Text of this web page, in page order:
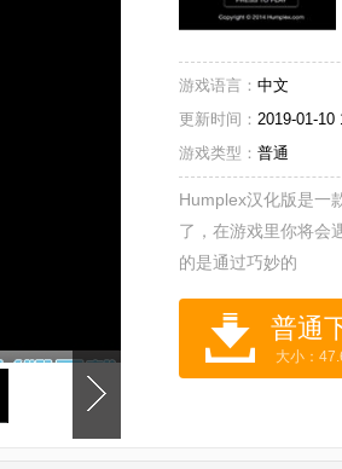
游戏语言： 中文
更新时间： 2019-01-10
游戏类型： 普通
Humplex汉化版是一
了，在游戏里你将会
的是通过巧妙的
大小：